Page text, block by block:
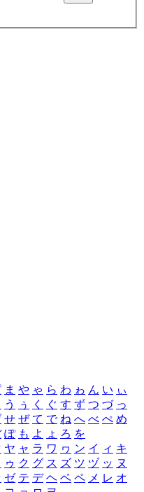
ま や ゃ ら わ ゎ ん い ぃ
う ぅ く ぐ す ず つ づ っ
せ ぜ て で ね へ べ ぺ め
ぽ も よ ょ ろ を
ヤ ャ ラ ワ ヮ ン イ ィ キ
ゥ ク グ ス ズ ツ ヅ ッ ヌ
ゼ テ デ ヘ ベ ペ メ レ オ